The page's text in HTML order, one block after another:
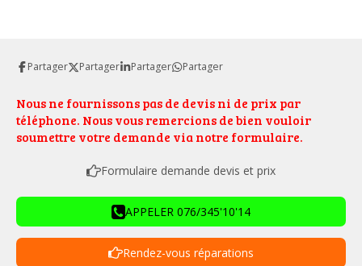
Partager Partager Partager Partager
Nous ne fournissons pas de devis ni de prix par
téléphone. Nous vous remercions de bien vouloir
soumettre votre demande via notre formulaire.
Formulaire demande devis et prix
APPELER 076/345'10'14
Rendez-vous réparations